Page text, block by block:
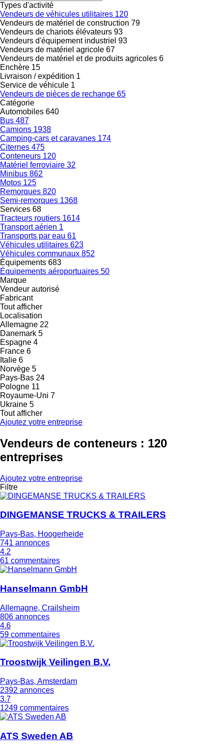
Types d'activité
Vendeurs de véhicules utilitaires 120
Vendeurs de matériel de construction 79
Vendeurs de chariots élévateurs 93
Vendeurs d'équipement industriel 93
Vendeurs de matériel agricole 67
Vendeurs de matériel et de produits agricoles 6
Enchère 15
Livraison / expédition 1
Service de véhicule 1
Vendeurs de pièces de rechange 65
Catégorie
Automobiles 640
Bus 487
Camions 1938
Camping-cars et caravanes 174
Citernes 475
Conteneurs 120
Matériel ferroviaire 32
Minibus 862
Motos 125
Remorques 820
Semi-remorques 1368
Services 68
Tracteurs routiers 1614
Transport aérien 1
Transports par eau 61
Véhicules utilitaires 623
Véhicules communaux 852
Équipements 683
Équipements aéroportuaires 50
Marque
Vendeur autorisé
Fabricant
Tout afficher
Localisation
Allemagne 22
Danemark 5
Espagne 4
France 6
Italie 6
Norvège 5
Pays-Bas 24
Pologne 11
Royaume-Uni 7
Ukraine 5
Tout afficher
Ajoutez votre entreprise
Vendeurs de conteneurs : 120
entreprises
Ajoutez votre entreprise
Filtre
DINGEMANSE TRUCKS & TRAILERS
Pays-Bas, Hoogerheide
741 annonces
4.2
61 commentaires
Hanselmann GmbH
Allemagne, Crailsheim
806 annonces
4.6
59 commentaires
Troostwijk Veilingen B.V.
Pays-Bas, Amsterdam
2392 annonces
3.7
1249 commentaires
ATS Sweden AB